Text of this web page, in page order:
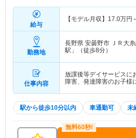
給与
【モデル月収】 17.0万円
勤務地
長野県 安曇野市 ＪＲ大
駅」（徒歩8分）
仕事内容
放課後等デイサービスに
障害、発達障害のお子様
駅から徒歩10分以内 車通勤可 未